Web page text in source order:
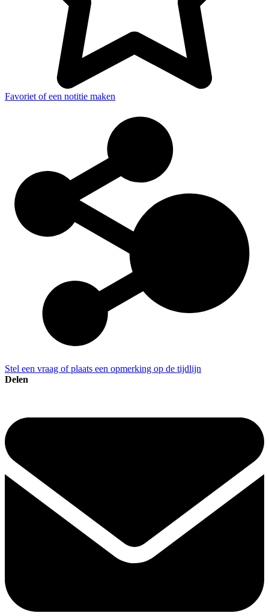
Favoriet of een notitie maken
Stel een vraag of plaats een opmerking op de tijdlijn
Delen